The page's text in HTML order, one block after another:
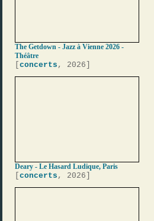
The Getdown - Jazz à Vienne 2026 -
Théâtre
[concerts , 2026]
Deary - Le Hasard Ludique, Paris
[concerts , 2026]